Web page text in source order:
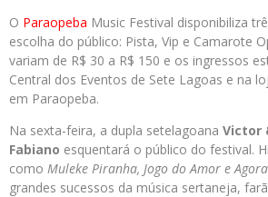
O Paraopeba Music Festival disponibiliza
escolha do público: Pista, Vip e Camarote
variam de R$ 30 a R$ 150 e os ingressos
Central dos Eventos de Sete Lagoas e na
em Paraopeba.
Na sexta-feira, a dupla setelagoana Victor
Fabiano esquentará o público do festival.
como Muleke Piranha, Jogo do Amor e
grandes sucessos da música sertaneja,